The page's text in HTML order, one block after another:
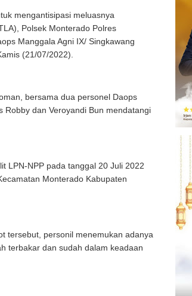
mengantisipasi meluasnya
Polsek Monterado Polres
Manggala Agni IX/ Singkawang
(21/07/2022).
bersama dua personel Daops
Robby dan Veroyandi Bun mendatangi
LPN-NPP pada tanggal 20 Juli 2022
Monterado Kabupaten
tersebut, personil menemukan adanya
terbakar dan sudah dalam keadaan